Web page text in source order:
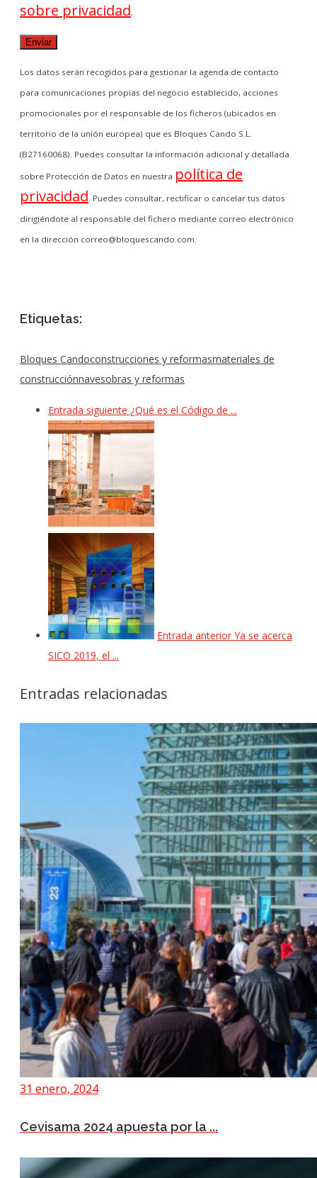
sobre privacidad.
Los datos serán recogidos para gestionar la agenda de contacto
para comunicaciones propias del negocio establecido, acciones
promocionales por el responsable de los ficheros (ubicados en
territorio de la unión europea) que es Bloques Cando S.L.
(B27160068). Puedes consultar la información adicional y detallada
sobre Protección de Datos en nuestra política de
privacidad. Puedes consultar, rectificar o cancelar tus datos
dirigiéndote al responsable del fichero mediante correo electrónico
en la dirección correo@bloquescando.com.
Etiquetas:
Bloques Candoconstrucciones y reformasmateriales de
construcciónnavesobras y reformas
Entrada siguiente ¿Qué es el Código de ...
Entrada anterior Ya se acerca
SICO 2019, el ...
Entradas relacionadas
31 enero, 2024
Cevisama 2024 apuesta por la ...